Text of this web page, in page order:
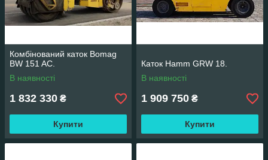
Комбінований каток Bomag
BW 151 AC.
В наявності
1 832 330 ₴
Купити
Каток Hamm GRW 18.
В наявності
1 909 750 ₴
Купити